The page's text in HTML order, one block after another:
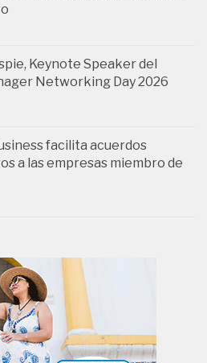
Keynote Speaker del
Networking Day 2026
facilita acuerdos
a las empresas miembro de